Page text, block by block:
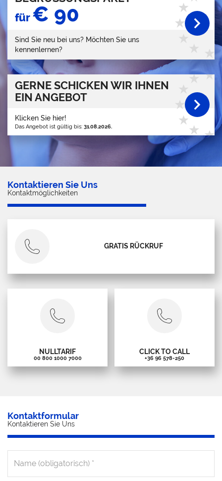
für€ 90
Sind Sie neu bei uns? Möchten Sie uns
kennenlernen?
GERNE SCHICKEN WIR IHNEN
EIN ANGEBOT
Klicken Sie hier!
Das Angebot ist gültig bis: 31.08.2026.
Kontaktieren Sie Uns
Kontaktmöglichkeiten
GRATIS RÜCKRUF
NULLTARIF
00 800 1000 7000
CLICK TO CALL
+36 96 578-250
Kontaktformular
Kontaktieren Sie Uns